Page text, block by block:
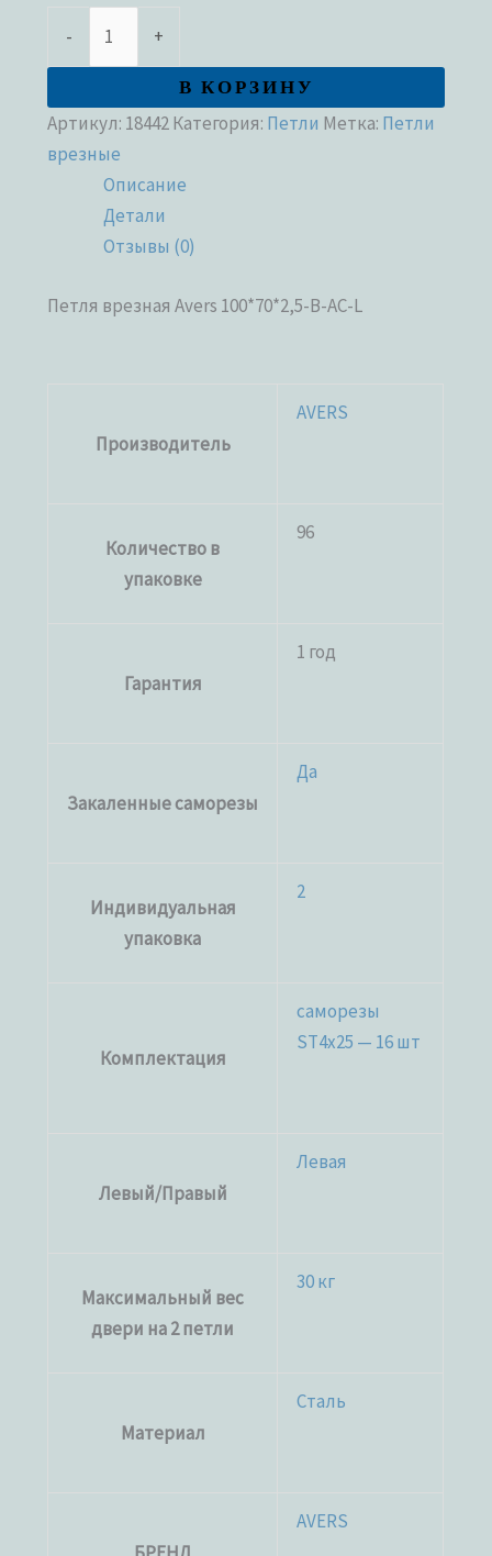
- +
В КОРЗИНУ
Артикул: 18442Категория: Петли Метка: Петли
врезные
Описание
Детали
Отзывы (0)
Петля врезная Avers 100*70*2,5-B-AC-L
Производитель
AVERS
Количество в
упаковке
96
Гарантия
1 год
Закаленные саморезы
Да
Индивидуальная
упаковка
2
Комплектация
саморезы
ST4x25 — 16 шт
Левый/Правый
Левая
Максимальный вес
двери на 2 петли
30 кг
Материал
Сталь
AVERS